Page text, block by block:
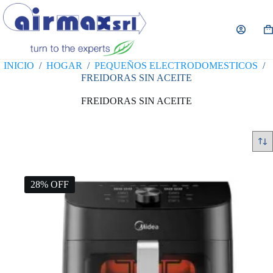
Saltar
al
contenido
INICIO / HOGAR / PEQUEÑOS ELECTRODOMESTICOS /
FREIDORAS SIN ACEITE
FREIDORAS SIN ACEITE
28% OFF